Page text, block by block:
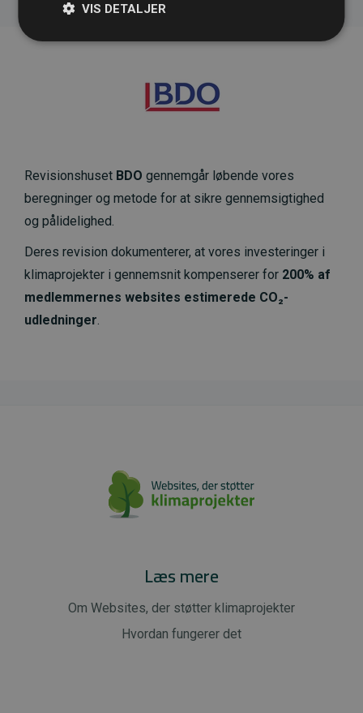
Revisionshuset BDO gennemgår løbende vores
beregninger og metode for at sikre gennemsigtighed
og pålidelighed.
Deres revision dokumenterer, at vores investeringer i
klimaprojekter i gennemsnit kompenserer for 200% af
medlemmernes websites estimerede CO₂-
udledninger.
Læs mere
Om Websites, der støtter klimaprojekter
Hvordan fungerer det
VIS DETALJER